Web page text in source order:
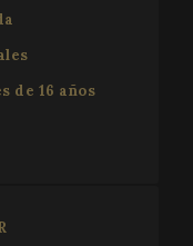
de 16 años